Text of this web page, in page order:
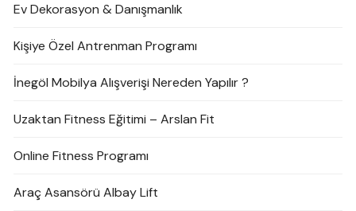
Ev Dekorasyon & Danışmanlık
Kişiye Özel Antrenman Programı
İnegöl Mobilya Alışverişi Nereden Yapılır ?
Uzaktan Fitness Eğitimi – Arslan Fit
Online Fitness Programı
Araç Asansörü Albay Lift